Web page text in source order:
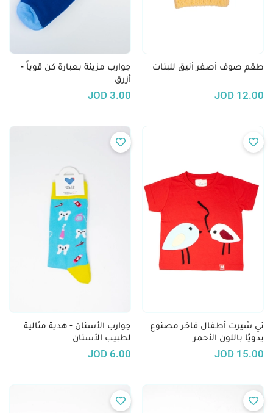
طقم صوف أصفر أنيق للبنات
12.00
JOD
جوارب مزينة بعبارة كن قوياً -
أزرق
3.00
JOD
تي شيرت أطفال فاخر مصنوع
يدويًا باللون الأحمر
15.00
JOD
جوارب الأسنان - هدية مثالية
لطبيب الأسنان
6.00
JOD